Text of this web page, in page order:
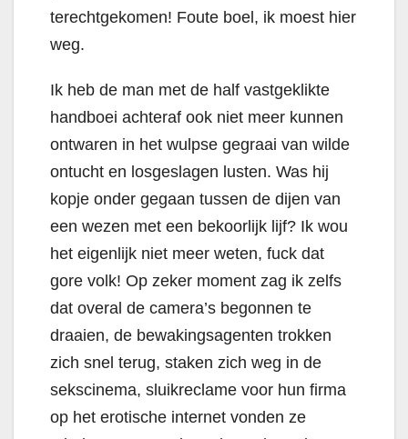
terechtgekomen! Foute boel, ik moest hier
weg.
Ik heb de man met de half vastgeklikte
handboei achteraf ook niet meer kunnen
ontwaren in het wulpse gegraai van wilde
ontucht en losgeslagen lusten. Was hij
kopje onder gegaan tussen de dijen van
een wezen met een bekoorlijk lijf? Ik wou
het eigenlijk niet meer weten, fuck dat
gore volk! Op zeker moment zag ik zelfs
dat overal de camera’s begonnen te
draaien, de bewakingsagenten trokken
zich snel terug, staken zich weg in de
sekscinema, sluikreclame voor hun firma
op het erotische internet vonden ze